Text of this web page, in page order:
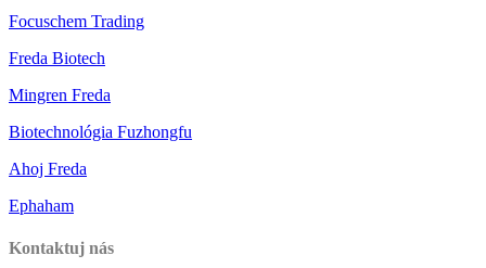
Focuschem Trading
Freda Biotech
Mingren Freda
Biotechnológia Fuzhongfu
Ahoj Freda
Ephaham
Kontaktuj nás